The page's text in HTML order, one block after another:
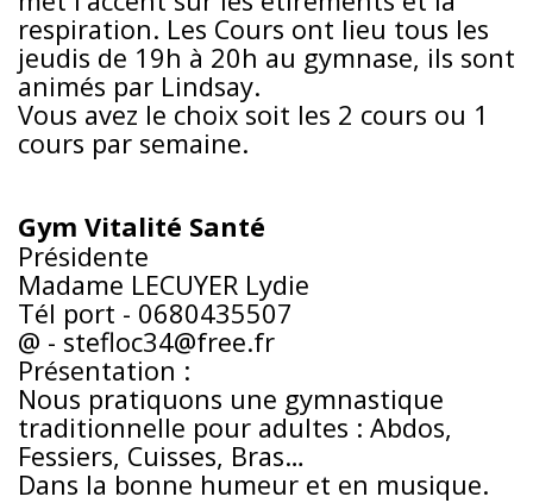
respiration. Les Cours ont lieu tous les
jeudis de 19h à 20h au gymnase, ils sont
animés par Lindsay.
Vous avez le choix soit les 2 cours ou 1
cours par semaine.
Gym Vitalité Santé
Présidente
Madame LECUYER Lydie
Tél port - 0680435507
@ - stefloc34@free.fr
Présentation :
Nous pratiquons une gymnastique
traditionnelle pour adultes : Abdos,
Fessiers, Cuisses, Bras…
Dans la bonne humeur et en musique.